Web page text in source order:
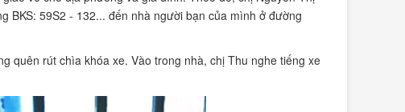
BKS: 59S2 - 132... đến nhà người bạn của mình ở đường
quên rút chìa khóa xe. Vào trong nhà, chị Thu nghe tiếng xe